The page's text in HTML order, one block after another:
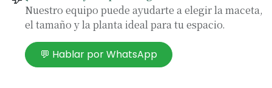
Nuestro equipo puede ayudarte a elegir la maceta,
el tamaño y la planta ideal para tu espacio.
💬 Hablar por WhatsApp